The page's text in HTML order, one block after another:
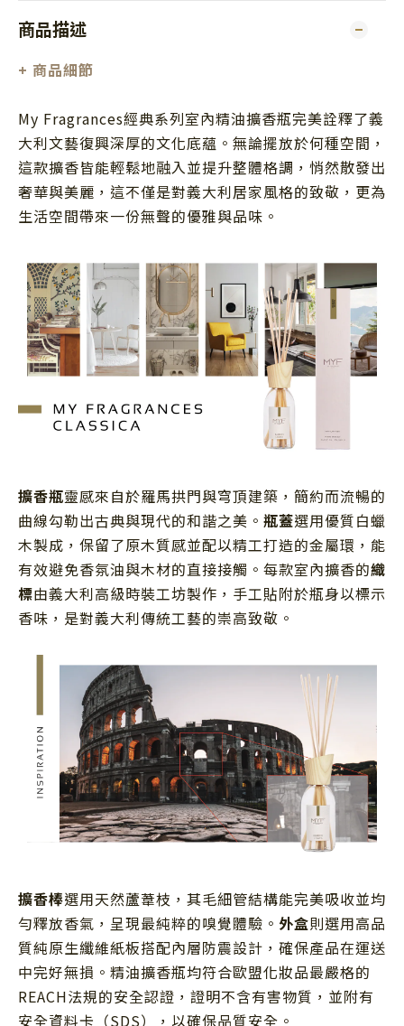
商品描述
+ 商品細節
My Fragrances經典系列室內精油擴香瓶完美詮釋了義
大利文藝復興深厚的文化底蘊。無論擺放於何種空間，
這款擴香皆能輕鬆地融入並提升整體格調，悄然散發出
奢華與美麗，這不僅是對義大利居家風格的致敬，更為
生活空間帶來一份無聲的優雅與品味。
擴香瓶靈感來自於羅馬拱門與穹頂建築，簡約而流暢的
曲線勾勒出古典與現代的和諧之美。 瓶蓋選用優質白蠟
木製成，保留了原木質感並配以精工打造的金屬環，能
有效避免香氛油與木材的直接接觸。每款室內擴香的織
標由義大利高級時裝工坊製作，手工貼附於瓶身以標示
香味，是對義大利傳統工藝的崇高致敬。
擴香棒選用天然蘆葦枝，其毛細管結構能完美吸收並均
勻釋放香氣，呈現最純粹的嗅覺體驗。 外盒則選用高品
質純原生纖維紙板搭配內層防震設計，確保產品在運送
中完好無損。精油擴香瓶均符合歐盟化妝品最嚴格的
REACH法規的安全認證，證明不含有害物質，並附有
安全資料卡（SDS），以確保品質安全。